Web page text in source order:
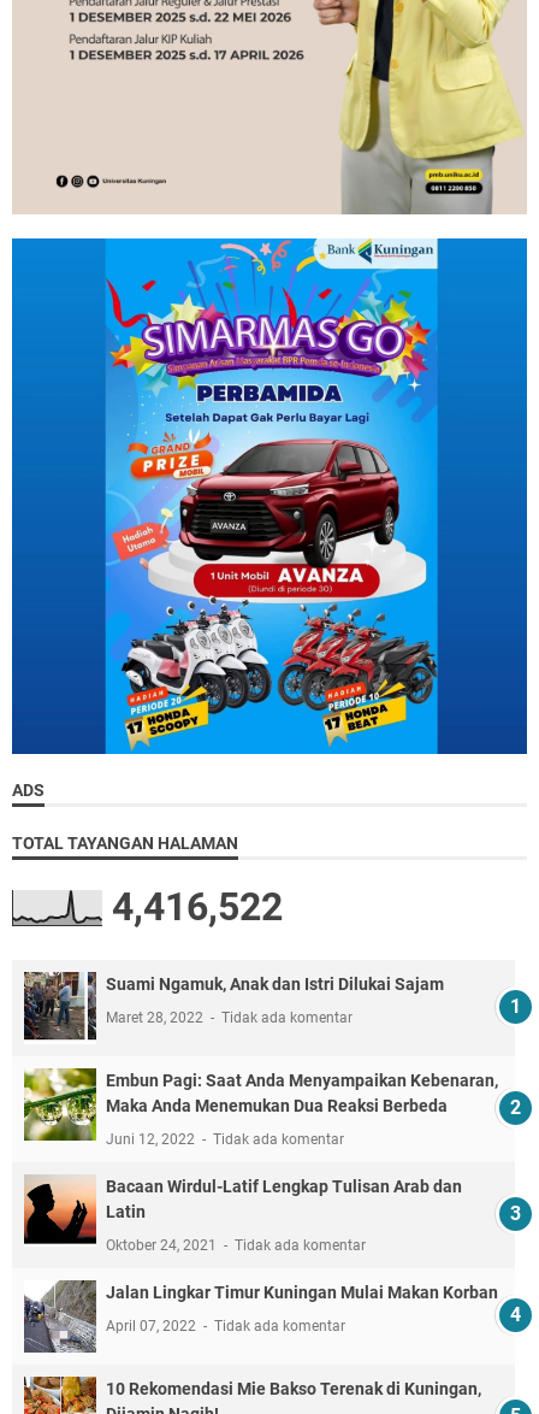
ADS
TOTAL TAYANGAN HALAMAN
4,416,522
Suami Ngamuk, Anak dan Istri Dilukai Sajam
Maret 28, 2022 Tidak ada komentar
Embun Pagi: Saat Anda Menyampaikan Kebenaran,
Maka Anda Menemukan Dua Reaksi Berbeda
Juni 12, 2022 Tidak ada komentar
Bacaan Wirdul-Latif Lengkap Tulisan Arab dan
Latin
Oktober 24, 2021 Tidak ada komentar
Jalan Lingkar Timur Kuningan Mulai Makan Korban
April 07, 2022 Tidak ada komentar
10 Rekomendasi Mie Bakso Terenak di Kuningan,